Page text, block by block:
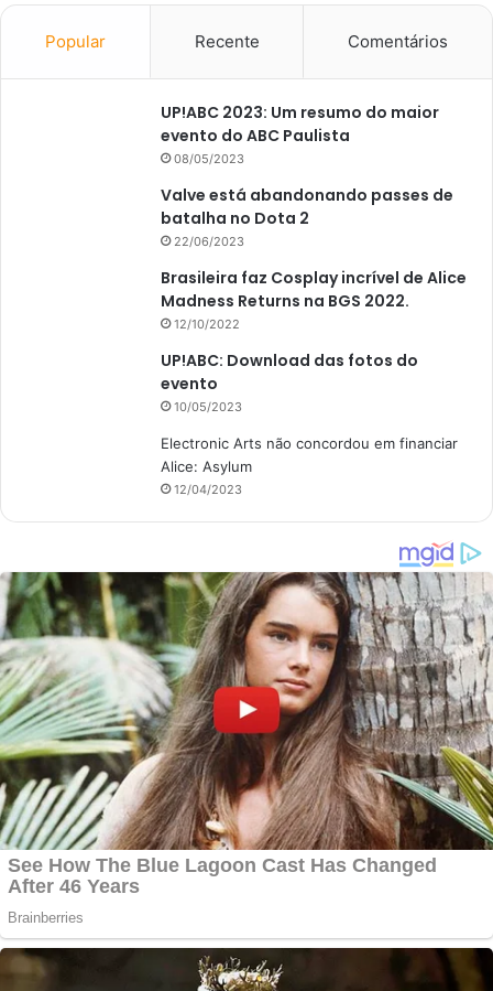
Popular Recente Comentários
UP!ABC 2023: Um resumo do maior
evento do ABC Paulista
08/05/2023
Valve está abandonando passes de
batalha no Dota 2
22/06/2023
Brasileira faz Cosplay incrível de Alice
Madness Returns na BGS 2022.
12/10/2022
UP!ABC: Download das fotos do
evento
10/05/2023
Electronic Arts não concordou em financiar
Alice: Asylum
12/04/2023